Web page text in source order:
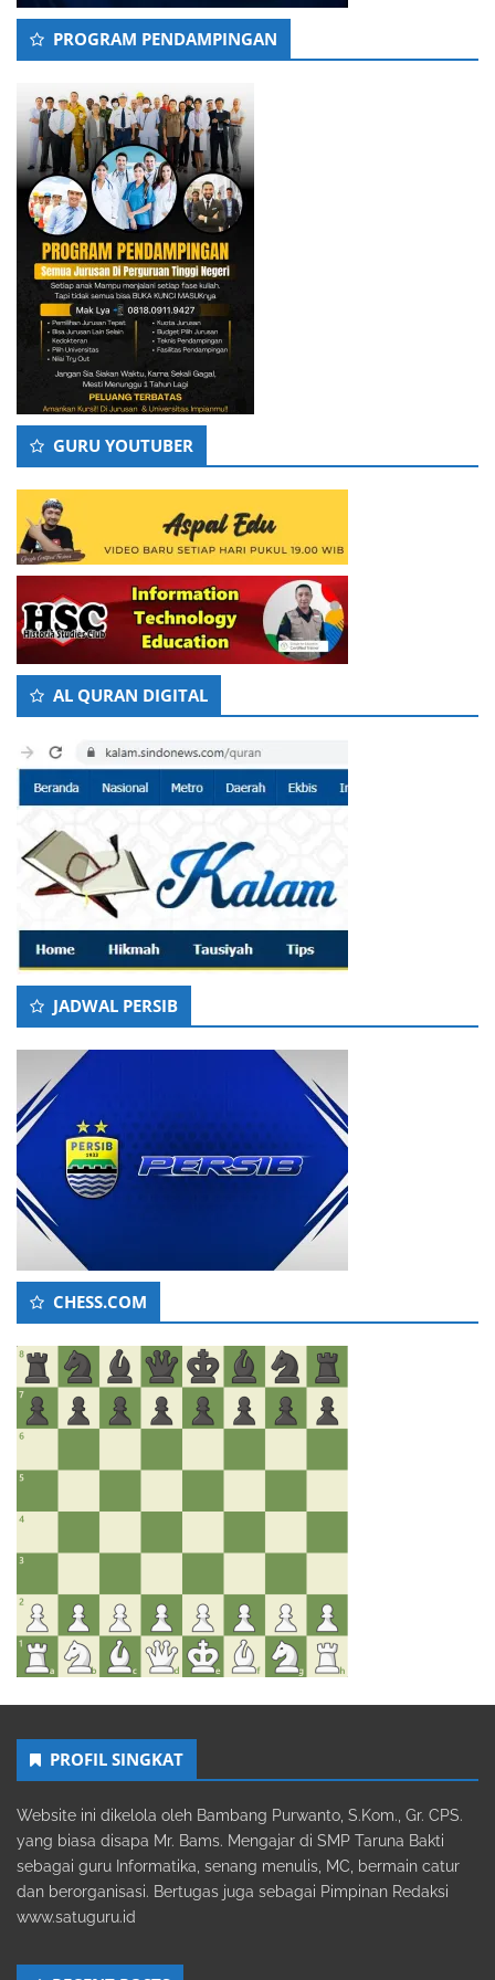
PROGRAM PENDAMPINGAN
GURU YOUTUBER
AL QURAN DIGITAL
JADWAL PERSIB
CHESS.COM
PROFIL SINGKAT
Website ini dikelola oleh Bambang Purwanto, S.Kom., Gr. CPS.
yang biasa disapa Mr. Bams. Mengajar di SMP Taruna Bakti
sebagai guru Informatika, senang menulis, MC, bermain catur
dan berorganisasi. Bertugas juga sebagai Pimpinan Redaksi
www.satuguru.id